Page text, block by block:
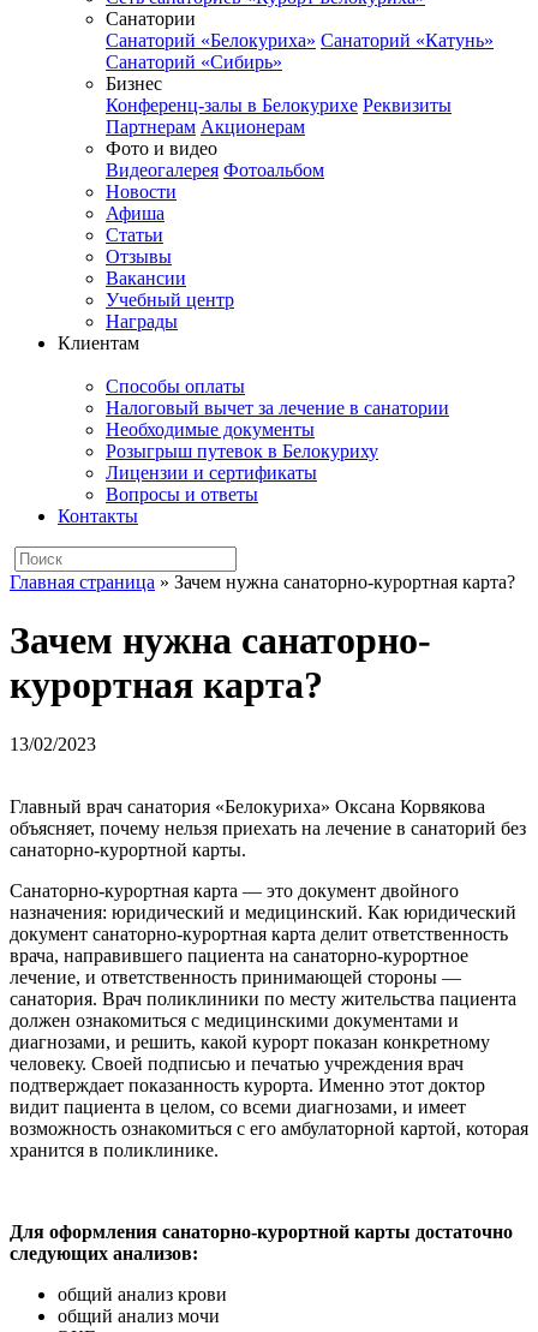
Санатории
Санаторий «Белокуриха» Санаторий «Катунь»
Санаторий «Сибирь»
Бизнес
Конференц-залы в Белокурихе Реквизиты
Партнерам Акционерам
Фото и видео
Видеогалерея Фотоальбом
Новости
Афиша
Статьи
Отзывы
Вакансии
Учебный центр
Награды
Клиентам
Способы оплаты
Налоговый вычет за лечение в санатории
Необходимые документы
Розыгрыш путевок в Белокуриху
Лицензии и сертификаты
Вопросы и ответы
Контакты
Главная страница » Зачем нужна санаторно-курортная карта?
Зачем нужна санаторно-
курортная карта?
13/02/2023
Главный врач санатория «Белокуриха» Оксана Корвякова
объясняет, почему нельзя приехать на лечение в санаторий без
санаторно-курортной карты.
Санаторно-курортная карта — это документ двойного
назначения: юридический и медицинский. Как юридический
документ санаторно-курортная карта делит ответственность
врача, направившего пациента на санаторно-курортное
лечение, и ответственность принимающей стороны —
санатория. Врач поликлиники по месту жительства пациента
должен ознакомиться с медицинскими документами и
диагнозами, и решить, какой курорт показан конкретному
человеку. Своей подписью и печатью учреждения врач
подтверждает показанность курорта. Именно этот доктор
видит пациента в целом, со всеми диагнозами, и имеет
возможность ознакомиться с его амбулаторной картой, которая
хранится в поликлинике.
Для оформления санаторно-курортной карты достаточно
следующих анализов:
общий анализ крови
общий анализ мочи